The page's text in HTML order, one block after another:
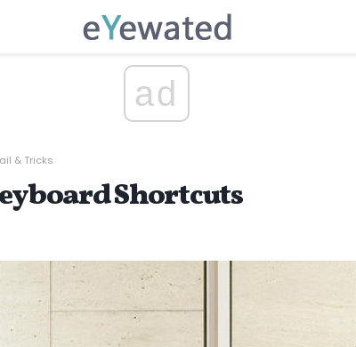
ad
& Tricks
Shortcuts